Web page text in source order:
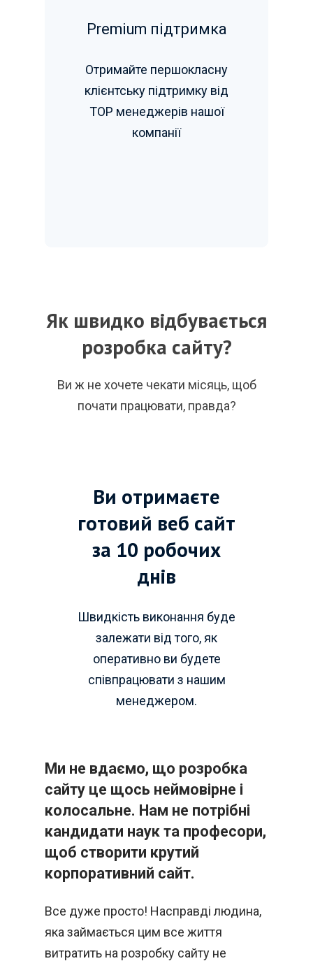
Premium підтримка
Отримайте першокласну
клієнтську підтримку від
TOP менеджерів нашої
компанії
Як швидко відбувається
розробка сайту?
Ви ж не хочете чекати місяць, щоб
почати працювати, правда?
Ви отримаєте
готовий веб сайт
за 10 робочих
днів
Швидкість виконання буде
залежати від того, як
оперативно ви будете
співпрацювати з нашим
менеджером.
Ми не вдаємо, що розробка
сайту це щось неймовірне і
колосальне. Нам не потрібні
кандидати наук та професори,
щоб створити крутий
корпоративний сайт.
Все дуже просто! Насправді людина,
яка займається цим все життя
витратить на розробку сайту не